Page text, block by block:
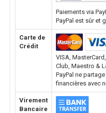
Paiements via
PayPal est sûr et
Carte de
Crédit
VISA,
Club, Maestro &
PayPal ne
financières avec
Virement
Bancaire